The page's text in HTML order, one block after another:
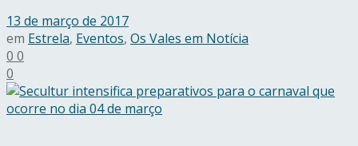
13 de março de 2017
em Estrela, Eventos, Os Vales em Notícia
0 0
0